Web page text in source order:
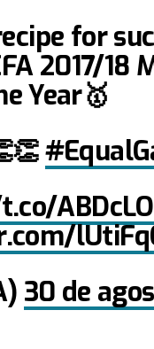
for
2017/18
Year🥇
30 de